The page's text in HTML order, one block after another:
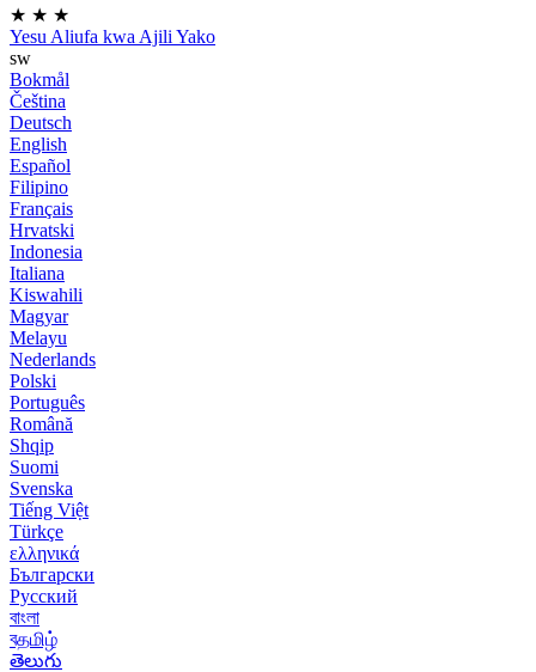
★ ★ ★
Yesu Aliufa kwa Ajili Yako
sw
Bokmål
Čeština
Deutsch
English
Español
Filipino
Français
Hrvatski
Indonesia
Italiana
Kiswahili
Magyar
Melayu
Nederlands
Polski
Português
Română
Shqip
Suomi
Svenska
Tiếng Việt
Türkçe
ελληνικά
Български
Русский
বাংলা
বதமிழ்
తెలుగు